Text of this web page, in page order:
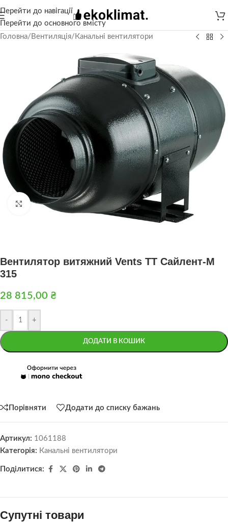
Перейти до навігації
Перейти до основного вмісту
Головна/ Вентиляція/ Канальні вентилятори
Натисніть, щоб збільшити
Вентилятор витяжний Vents ТТ Сайлент-М
315
28 815,00 ₴
- +
ДОДАТИ В КОШИК
Порівняти Додати до списку бажань
Артикул: 1061188
Категорія: Канальні вентилятори
Поділитися:
Супутні товари